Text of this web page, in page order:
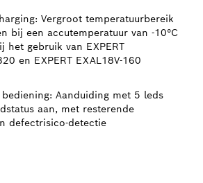
Vergroot temperatuurbereik
bij een accutemperatuur van -10°C
het gebruik van EXPERT
en EXPERT EXAL18V-160
Aanduiding met 5 leds
aan, met resterende
defectrisico-detectie